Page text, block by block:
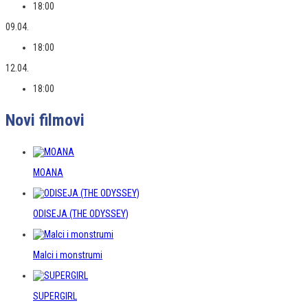
18:00
09.04.
18:00
12.04.
18:00
Novi filmovi
MOANA
ODISEJA (THE ODYSSEY)
Malci i monstrumi
SUPERGIRL